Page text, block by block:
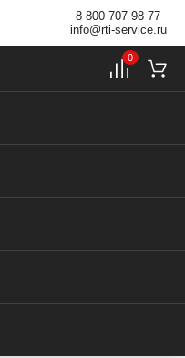
8 800 707 98 77
info@rti-service.ru
0